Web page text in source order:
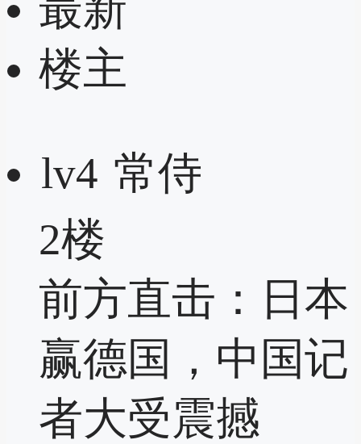
楼主
lv4 常侍
2楼
前方直击：日本
赢德国，中国记
者大受震撼